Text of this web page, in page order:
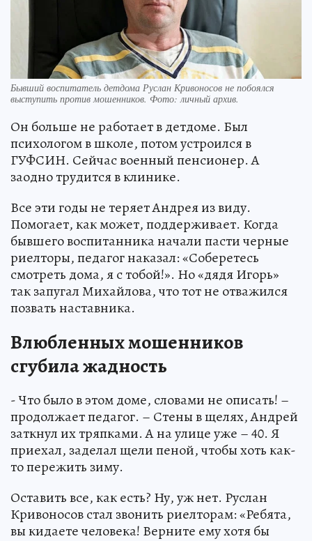
Бывший воспитатель детдома Руслан Кривоносов не побоялся
выступить против мошенников. Фото: личный архив.
Он больше не работает в детдоме. Был
психологом в школе, потом устроился в
ГУФСИН. Сейчас военный пенсионер. А
заодно трудится в клинике.
Все эти годы не теряет Андрея из виду.
Помогает, как может, поддерживает. Когда
бывшего воспитанника начали пасти черные
риелторы, педагог наказал: «Соберетесь
смотреть дома, я с тобой!». Но «дядя Игорь»
так запугал Михайлова, что тот не отважился
позвать наставника.
Влюбленных мошенников
сгубила жадность
- Что было в этом доме, словами не описать! –
продолжает педагог. – Стены в щелях, Андрей
заткнул их тряпками. А на улице уже – 40. Я
приехал, заделал щели пеной, чтобы хоть как-
то пережить зиму.
Оставить все, как есть? Ну, уж нет. Руслан
Кривоносов стал звонить риелторам: «Ребята,
вы кидаете человека! Верните ему хотя бы